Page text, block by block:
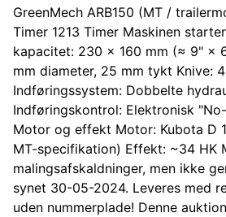
GreenMech ARB150 (MT /
Timer 1213 Timer Maskinen
kapacitet: 230 × 160 mm (≈ 9" ×
mm diameter, 25 mm tykt Knive:
Indføringssystem: Dobbelte
Indføringskontrol: Elektronisk
Motor og effekt Motor: Kubota D
MT-specifikation) Effekt: ~34 HK
malingsafskaldninger, men ikke
synet 30-05-2024. Leveres med
uden nummerplade! Denne